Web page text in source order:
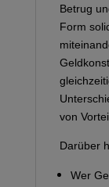
Betrug
Form
von
Darüber
Wer